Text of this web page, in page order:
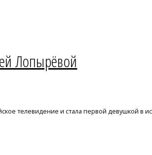
Лопырёвой
телевидение и стала первой девушкой в